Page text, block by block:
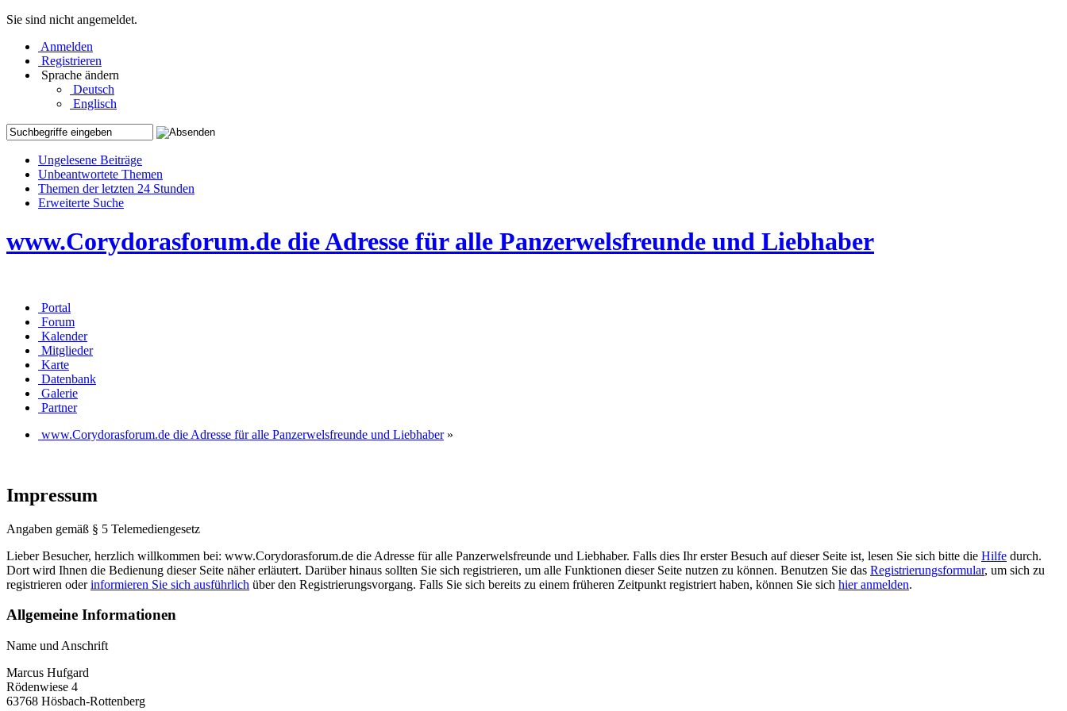
Sie sind nicht angemeldet.
Anmelden
Registrieren
Sprache ändern
Deutsch
Englisch
Ungelesene Beiträge
Unbeantwortete Themen
Themen der letzten 24 Stunden
Erweiterte Suche
www.Corydorasforum.de die Adresse für alle Panzerwelsfreunde und Liebhaber
Portal
Forum
Kalender
Mitglieder
Karte
Datenbank
Galerie
Partner
www.Corydorasforum.de die Adresse für alle Panzerwelsfreunde und Liebhaber»
Impressum
Angaben gemäß § 5 Telemediengesetz
Lieber Besucher, herzlich willkommen bei: www.Corydorasforum.de die Adresse für alle Panzerwelsfreunde und Liebhaber. Falls dies Ihr erster Besuch auf dieser Seite ist, lesen Sie sich bitte die Hilfe durch.
Dort wird Ihnen die Bedienung dieser Seite näher erläutert. Darüber hinaus sollten Sie sich registrieren, um alle Funktionen dieser Seite nutzen zu können. Benutzen Sie das Registrierungsformular, um sich zu
registrieren oderinformieren Sie sich ausführlich über den Registrierungsvorgang. Falls Sie sich bereits zu einem früheren Zeitpunkt registriert haben, können Sie sich hier anmelden.
Allgemeine Informationen
Name und Anschrift
Marcus Hufgard
Rödenwiese 4
63768 Hösbach-Rottenberg